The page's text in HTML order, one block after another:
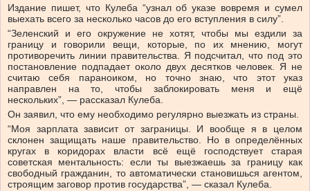
Издание пишет, что Кулеба “узнал об указе вовремя и сумел
выехать всего за несколько часов до его вступления в силу”.
“Зеленский и его окружение не хотят, чтобы мы ездили за
границу и говорили вещи, которые, по их мнению, могут
противоречить линии правительства. Я подсчитал, что под это
постановление подпадает около двух десятков человек. Я не
считаю себя параноиком, но точно знаю, что этот указ
направлен на то, чтобы заблокировать меня и ещё
нескольких”, — рассказал Кулеба.
Он заявил, что ему необходимо регулярно выезжать из страны.
“Моя зарплата зависит от заграницы. И вообще я в целом
склонен защищать наше правительство. Но в определённых
кругах в коридорах власти всё ещё господствует старая
советская ментальность: если ты выезжаешь за границу как
свободный гражданин, то автоматически становишься агентом,
строящим заговор против государства”, — сказал Кулеба.